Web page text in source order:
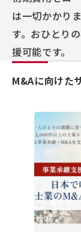
は一切かかり
す。おひとり
援可能です。
M&Aに向けた